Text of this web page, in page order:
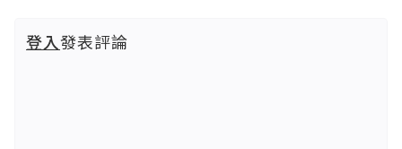
登入發表評論